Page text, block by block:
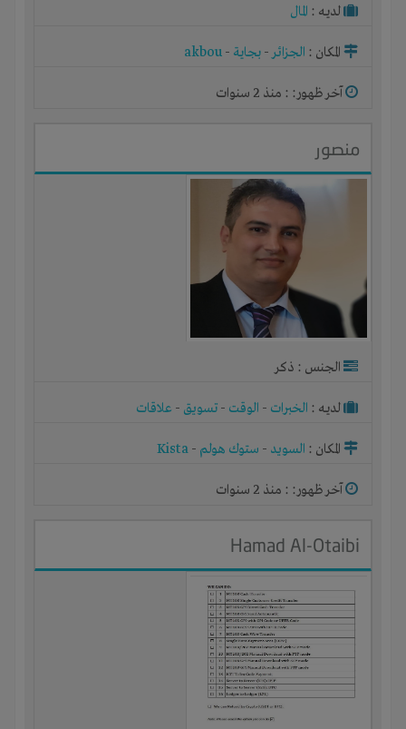
لديـه : المال
المكان : الجزائر- بجاية -
akbou
آخر ظهور: : منذ 2 سنوات
منصور
الجنس : ذكر
لديـه : الخبرات - الوقت - تسويق - علاقات
المكان : السويد - ستوك هولم -
Kista
آخر ظهور: : منذ 2 سنوات
Hamad Al-Otaibi